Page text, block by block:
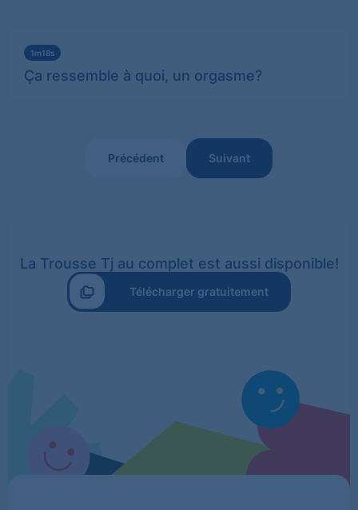
1m18s
Ça ressemble à quoi, un orgasme?
Précédent Suivant
La Trousse Tj au complet est aussi disponible!
Télécharger gratuitement